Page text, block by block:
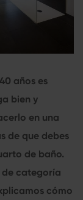
años es
bien y
en una
de que debes
de baño.
de categoría
cómo